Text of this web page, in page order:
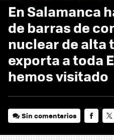
En Salamanca
de barras de
nuclear de alta
exporta a toda
hemos visitado
Sin comentarios